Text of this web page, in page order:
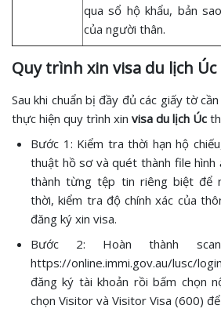
qua sổ hộ khẩu, bản
của người thân.
Quy trình xin visa du lịch Úc
Sau khi chuẩn bị đầy đủ các giấy tờ
thực hiện quy trình xin visa du lịch Úc
Bước 1: Kiểm tra thời hạn hộ
thuật hồ sơ và quét thành file hình
thành từng tệp tin riêng biệt để
thời, kiểm tra độ chính xác của
đăng ký xin visa.
Bước 2: Hoàn thành
https://online.immi.gov.au/lusc/
đăng ký tài khoản rồi bấm chọn
chọn Visitor và Visitor Visa (600)